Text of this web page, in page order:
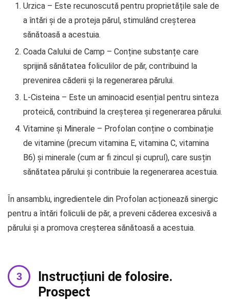
Urzica – Este recunoscută pentru proprietățile sale de
a întări și de a proteja părul, stimulând creșterea
sănătoasă a acestuia.
Coada Calului de Camp – Conține substanțe care
sprijină sănătatea foliculilor de păr, contribuind la
prevenirea căderii și la regenerarea părului.
L-Cisteina – Este un aminoacid esențial pentru sinteza
proteică, contribuind la creșterea și regenerarea părului.
Vitamine și Minerale – Profolan conține o combinație
de vitamine (precum vitamina E, vitamina C, vitamina
B6) și minerale (cum ar fi zincul și cuprul), care susțin
sănătatea părului și contribuie la regenerarea acestuia.
În ansamblu, ingredientele din Profolan acționează sinergic
pentru a întări foliculii de păr, a preveni căderea excesivă a
părului și a promova creșterea sănătoasă a acestuia.
Instrucțiuni de folosire.
Prospect